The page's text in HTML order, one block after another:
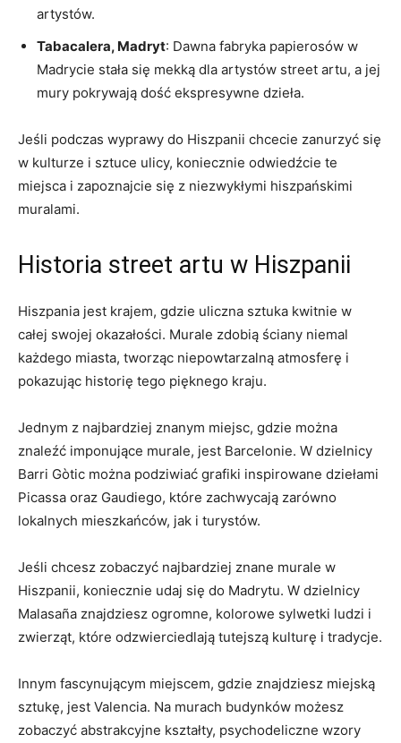
artystów.
Tabacalera, Madryt: Dawna fabryka papierosów w
Madrycie stała się mekką dla artystów street artu, a jej
mury pokrywają dość ekspresywne dzieła.
Jeśli podczas wyprawy do Hiszpanii chcecie zanurzyć się
w kulturze i sztuce ulicy, koniecznie odwiedźcie te
miejsca i zapoznajcie się z niezwykłymi hiszpańskimi
muralami.
Historia street artu w Hiszpanii
Hiszpania jest krajem, gdzie uliczna sztuka kwitnie w
całej swojej okazałości. Murale zdobią ściany niemal
każdego miasta, tworząc niepowtarzalną atmosferę i
pokazując historię tego pięknego kraju.
Jednym z najbardziej znanym miejsc, gdzie można
znaleźć imponujące murale, jest Barcelonie. W dzielnicy
Barri Gòtic można podziwiać grafiki inspirowane dziełami
Picassa oraz Gaudiego, które zachwycają zarówno
lokalnych mieszkańców, jak i turystów.
Jeśli chcesz zobaczyć najbardziej znane murale w
Hiszpanii, koniecznie udaj się do Madrytu. W dzielnicy
Malasaña znajdziesz ogromne, kolorowe sylwetki ludzi i
zwierząt, które odzwierciedlają tutejszą kulturę i tradycje.
Innym fascynującym miejscem, gdzie znajdziesz miejską
sztukę, jest Valencia. Na murach budynków możesz
zobaczyć abstrakcyjne kształty, psychodeliczne wzory